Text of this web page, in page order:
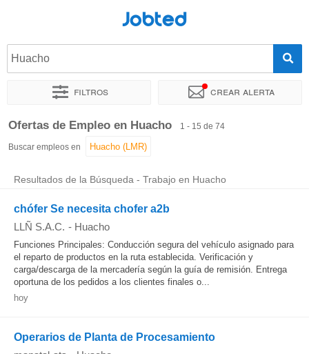
Jobted
Huacho
Filtros Crear alerta
Ordenar por Ubicación exacta Empresa
Ofertas de Empleo en Huacho 1 - 15 de 74
Buscar empleos en
Resultados de la Búsqueda - Trabajo en Huacho
chófer Se necesita chofer a2b
LLÑ S.A.C. - Huacho
Funciones Principales: Conducción segura del vehículo asignado para
el reparto de productos en la ruta establecida. Verificación y
carga/descarga de la mercadería según la guía de remisión. Entrega
oportuna de los pedidos a los clientes finales o...
hoy
Operarios de Planta de Procesamiento